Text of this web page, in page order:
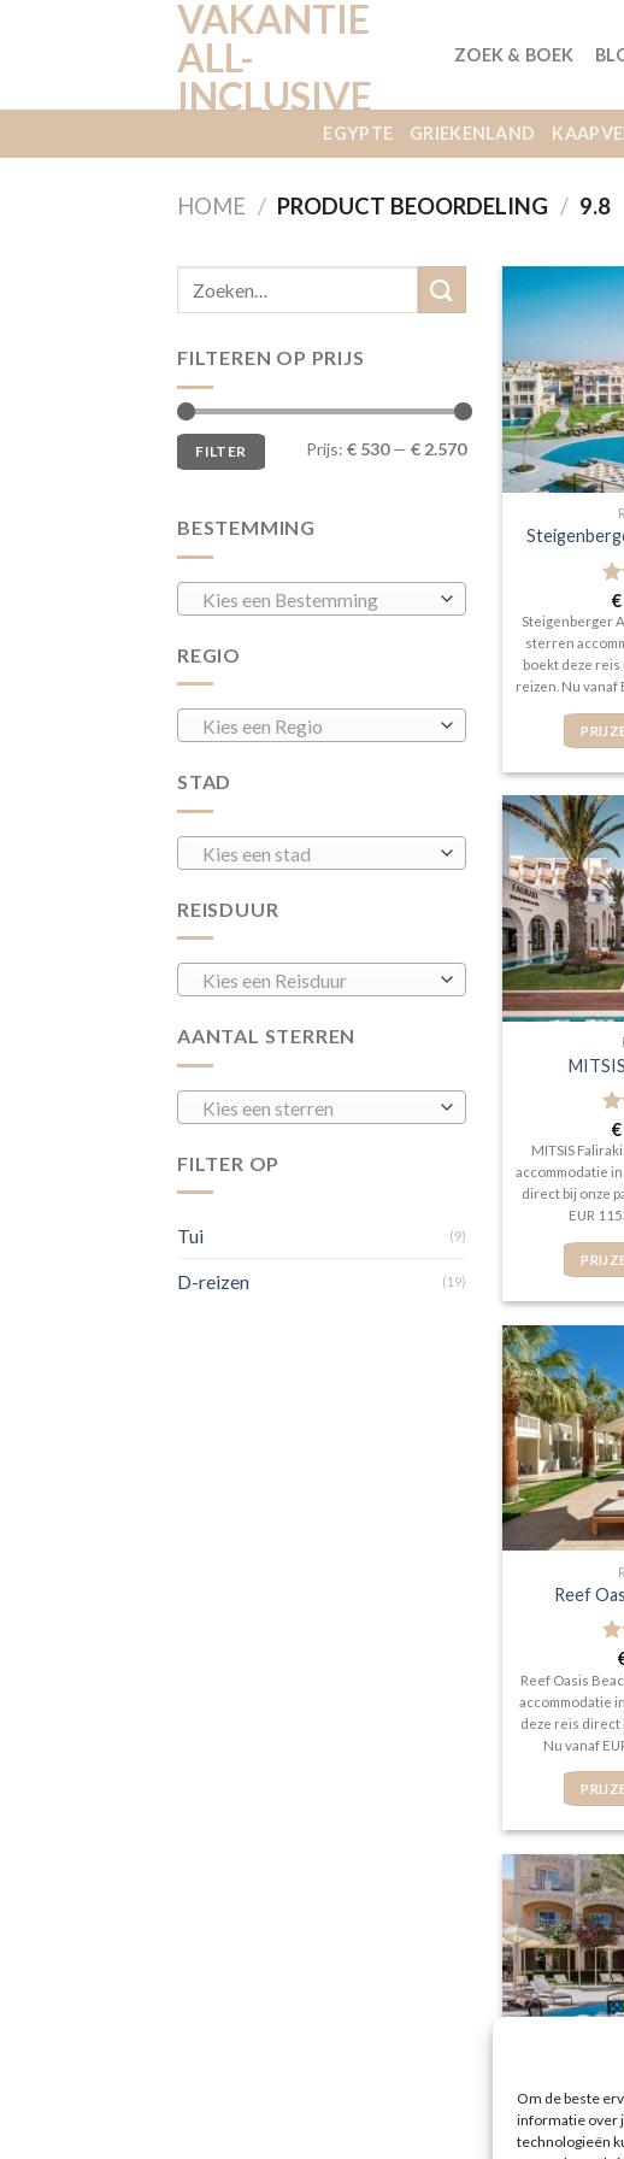
Om de beste
informatie over
technologieën
VAKANTIE
ALL-
INCLUSIVE
ZOEK & BOEK
EGYPTE GRIEKENLAND
HOME / PRODUCT BEOORDELING / 9.8
FILTEREN OP PRIJS
Min.
prijs
Max.
prijsFILTER Prijs: € 530— € 2.570
BESTEMMING
Kies een Bestemming
REGIO
Kies een Regio
STAD
Kies een stad
REISDUUR
Kies een Reisduur
AANTAL STERREN
Kies een sterren
FILTER OP
Tui (9)
D-reizen (19)
5
€
Steigenberger
sterren
boekt deze
reizen. Nu vanaf
5
€
MITSIS
accommodatie
direct bij onze
EUR
Reef
5
Reef Oasis
accommodatie
deze reis direct
Nu vanaf